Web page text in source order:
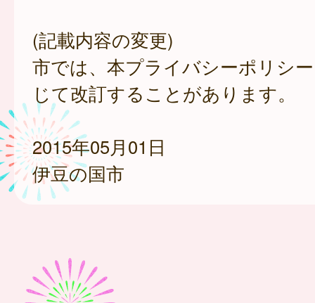
(記載内容の変更)
市では、本プライバシーポリシ
じて改訂することがあります。
2015年05月01日
伊豆の国市